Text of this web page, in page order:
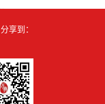
分享到：